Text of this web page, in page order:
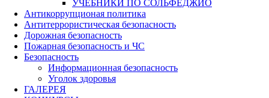
УЧЕБНИКИ ПО СОЛЬФЕДЖИО
Антикоррупционая политика
Антитеррористическая безопасность
Дорожная безопасность
Пожарная безопасность и ЧС
Безопасность
Информационная безопасность
Уголок здоровья
ГАЛЕРЕЯ